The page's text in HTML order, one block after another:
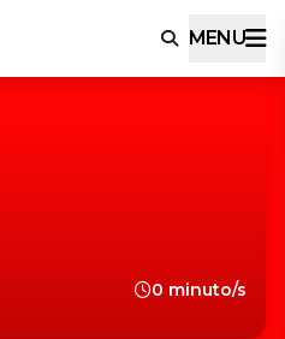
MENU
0 minuto/s